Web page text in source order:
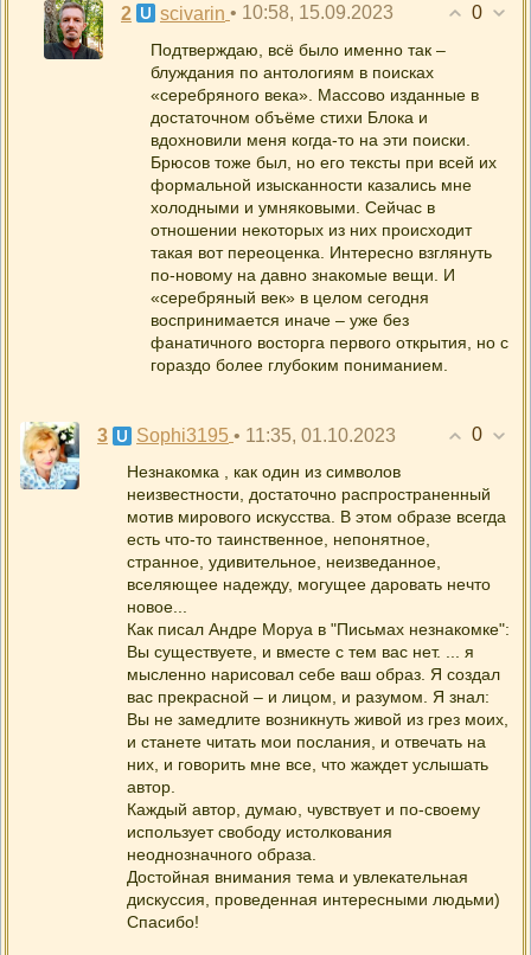
0
2 scivarin • 10:58, 15.09.2023
Подтверждаю, всё было именно так –
блуждания по антологиям в поисках
«серебряного века». Массово изданные в
достаточном объёме стихи Блока и
вдохновили меня когда-то на эти поиски.
Брюсов тоже был, но его тексты при всей их
формальной изысканности казались мне
холодными и умняковыми. Сейчас в
отношении некоторых из них происходит
такая вот переоценка. Интересно взглянуть
по-новому на давно знакомые вещи. И
«серебряный век» в целом сегодня
воспринимается иначе – уже без
фанатичного восторга первого открытия, но с
гораздо более глубоким пониманием.
0
3 Sophi3195 • 11:35, 01.10.2023
Незнакомка , как один из символов
неизвестности, достаточно распространенный
мотив мирового искусства. В этом образе всегда
есть что-то таинственное, непонятное,
странное, удивительное, неизведанное,
вселяющее надежду, могущее даровать нечто
новое...
Как писал Андре Моруа в "Письмах незнакомке":
Вы существуете, и вместе с тем вас нет. ... я
мысленно нарисовал себе ваш образ. Я создал
вас прекрасной – и лицом, и разумом. Я знал:
Вы не замедлите возникнуть живой из грез моих,
и станете читать мои послания, и отвечать на
них, и говорить мне все, что жаждет услышать
автор.
Каждый автор, думаю, чувствует и по-своему
использует свободу истолкования
неоднозначного образа.
Достойная внимания тема и увлекательная
дискуссия, проведенная интересными людьми)
Спасибо!